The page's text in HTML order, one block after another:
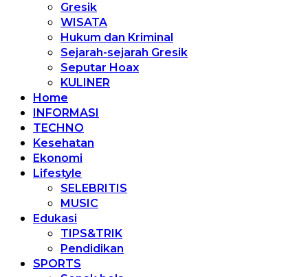
Gresik
WISATA
Hukum dan Kriminal
Sejarah-sejarah Gresik
Seputar Hoax
KULINER
Home
INFORMASI
TECHNO
Kesehatan
Ekonomi
Lifestyle
SELEBRITIS
MUSIC
Edukasi
TIPS&TRIK
Pendidikan
SPORTS